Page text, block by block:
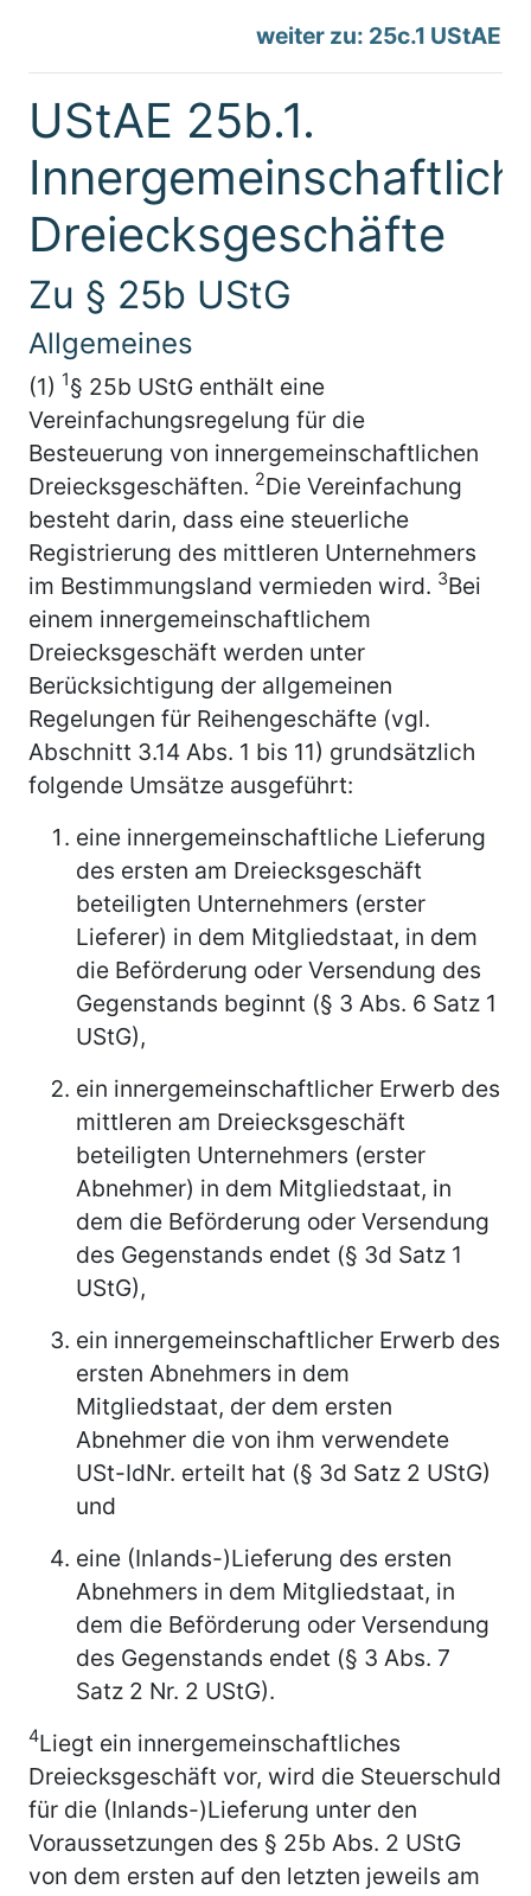
weiter zu: 25c.1 UStAE
UStAE 25b.1.
Dreiecksgeschäfte
Zu § 25b UStG
Allgemeines
(1) 1§ 25b UStG enthält eine
Vereinfachungsregelung für die
Besteuerung von innergemeinschaftlichen
Dreiecksgeschäften. 2Die Vereinfachung
besteht darin, dass eine steuerliche
Registrierung des mittleren Unternehmers
im Bestimmungsland vermieden wird. 3Bei
einem innergemeinschaftlichem
Dreiecksgeschäft werden unter
Berücksichtigung der allgemeinen
Regelungen für Reihengeschäfte (vgl.
Abschnitt 3.14 Abs. 1 bis 11) grundsätzlich
folgende Umsätze ausgeführt:
eine innergemeinschaftliche Lieferung
des ersten am Dreiecksgeschäft
beteiligten Unternehmers (erster
Lieferer) in dem Mitgliedstaat, in dem
die Beförderung oder Versendung des
Gegenstands beginnt (§ 3 Abs. 6 Satz 1
UStG),
ein innergemeinschaftlicher Erwerb des
mittleren am Dreiecksgeschäft
beteiligten Unternehmers (erster
Abnehmer) in dem Mitgliedstaat, in
dem die Beförderung oder Versendung
des Gegenstands endet (§ 3d Satz 1
UStG),
ein innergemeinschaftlicher Erwerb des
ersten Abnehmers in dem
Mitgliedstaat, der dem ersten
Abnehmer die von ihm verwendete
USt-IdNr. erteilt hat (§ 3d Satz 2 UStG)
und
eine (Inlands-)Lieferung des ersten
Abnehmers in dem Mitgliedstaat, in
dem die Beförderung oder Versendung
des Gegenstands endet (§ 3 Abs. 7
Satz 2 Nr. 2 UStG).
4Liegt ein innergemeinschaftliches
Dreiecksgeschäft vor, wird die Steuerschuld
für die (Inlands-)Lieferung unter den
Voraussetzungen des § 25b Abs. 2 UStG
von dem ersten auf den letzten jeweils am